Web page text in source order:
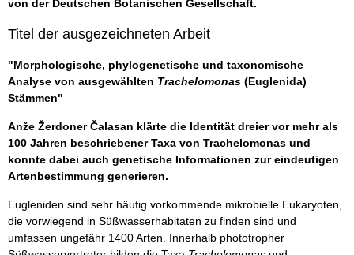
von der Deutschen Botanischen Gesellschaft.
Titel der ausgezeichneten Arbeit
"Morphologische, phylogenetische und taxonomische
Analyse von ausgewählten Trachelomonas (Euglenida)
Stämmen"
Anže Žerdoner Čalasan klärte die Identität dreier vor mehr als
100 Jahren beschriebener Taxa von Trachelomonas und
konnte dabei auch genetische Informationen zur eindeutigen
Artenbestimmung generieren.
Eugleniden sind sehr häufig vorkommende mikrobielle Eukaryoten,
die vorwiegend in Süßwasserhabitaten zu finden sind und
umfassen ungefähr 1400 Arten. Innerhalb phototropher